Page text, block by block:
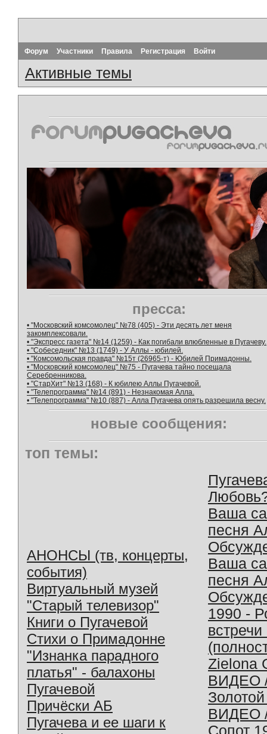
Форум Участники Правила Регистрация Войти
Активные темы
пресса:
• "Московский комсомолец" №78 (405) - Эти десять лет меня
закомплексовали.
• "Экспресс газета" №14 (1259) - Как погибали влюбленные в Пугачеву.
• "Собеседник" №13 (1749) - У Аллы - юбилей.
• "Комсомольская правда" №15т (26965-т) - Юбилей Примадонны.
• "Московский комсомолец" №75 - Пугачева тайно посещала
Серебренникова.
• "СтарХит" №13 (168) - К юбилею Аллы Пугачевой.
• "Телепрограмма" №14 (891) - Незнакомая Алла.
• "Телепрограмма" №10 (887) - Алла Пугачева опять разрешила весну.
новые сообщения:
топ темы:
АНОНСЫ (тв, концерты,
события)
Виртуальный музей
"Старый телевизор"
Книги о Пугачевой
Стихи о Примадонне
"Изнанка парадного
платья" - балахоны
Пугачевой
Причёски АБ
Пугачева и ее шаги к
Ваша
песня
Ваша
песня
1990 -
Zielona
ВИДЕО
ВИДЕО
Сопот